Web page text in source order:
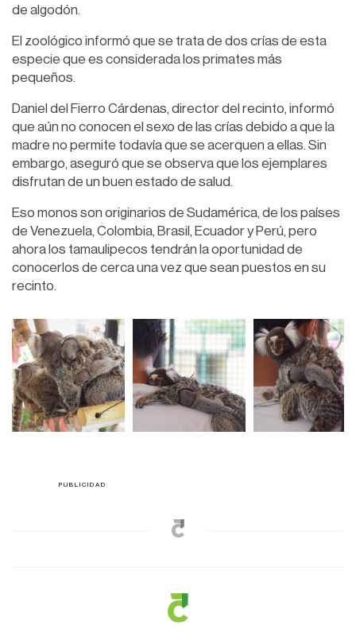
de algodón.
El zoológico informó que se trata de dos crías de esta
especie que es considerada los primates más
pequeños.
Daniel del Fierro Cárdenas, director del recinto, informó
que aún no conocen el sexo de las crías debido a que la
madre no permite todavía que se acerquen a ellas. Sin
embargo, aseguró que se observa que los ejemplares
disfrutan de un buen estado de salud.
Eso monos son originarios de Sudamérica, de los países
de Venezuela, Colombia, Brasil, Ecuador y Perú, pero
ahora los tamaulipecos tendrán la oportunidad de
conocerlos de cerca una vez que sean puestos en su
recinto.